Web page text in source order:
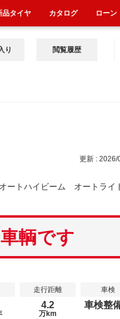
り 閲覧履歴
更新 : 2026/
ートハイビーム オートラ
輌です
走行距離
4.2
万km
車検
車検整
品タイヤ カタログ ローン